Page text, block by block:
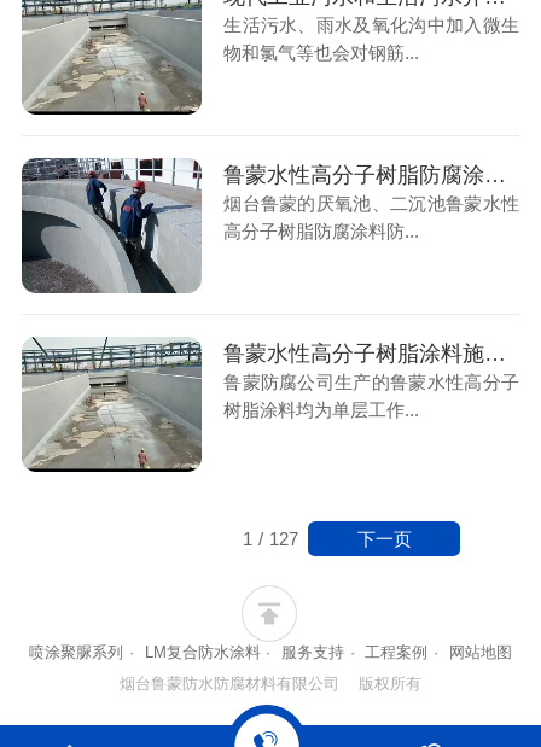
生活污水、雨水及氧化沟中加入微生
物和氯气等也会对钢筋...
鲁蒙水性高分子树脂防腐涂料防腐防水涂料施工厌氧池、二沉池
烟台鲁蒙的厌氧池、二沉池鲁蒙水性
高分子树脂防腐涂料防...
鲁蒙水性高分子树脂涂料施工后的涂层能减少混凝土微细裂纹造成的渗漏腐蚀
鲁蒙防腐公司生产的鲁蒙水性高分子
树脂涂料均为单层工作...
1 / 127 下一页
喷涂聚脲系列 · LM复合防水涂料 · 服务支持 · 工程案例 ·
网站地图
烟台鲁蒙防水防腐材料有限公司 版权所有